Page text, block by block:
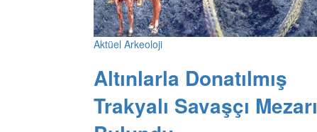
Aktüel Arkeoloji
Altınlarla Donatılmış
Trakyalı Savaşçı Mezarı